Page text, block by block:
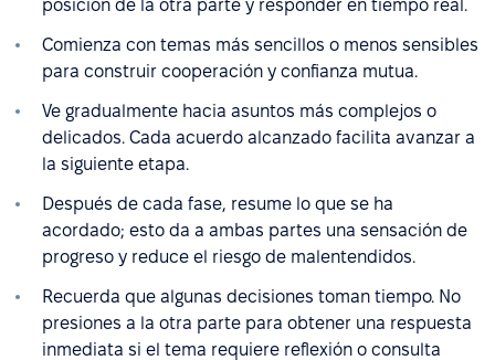
posición de la otra parte y responder en tiempo real.
Comienza con temas más sencillos o menos sensibles
para construir cooperación y confianza mutua.
Ve gradualmente hacia asuntos más complejos o
delicados. Cada acuerdo alcanzado facilita avanzar a
la siguiente etapa.
Después de cada fase, resume lo que se ha
acordado; esto da a ambas partes una sensación de
progreso y reduce el riesgo de malentendidos.
Recuerda que algunas decisiones toman tiempo. No
presiones a la otra parte para obtener una respuesta
inmediata si el tema requiere reflexión o consulta